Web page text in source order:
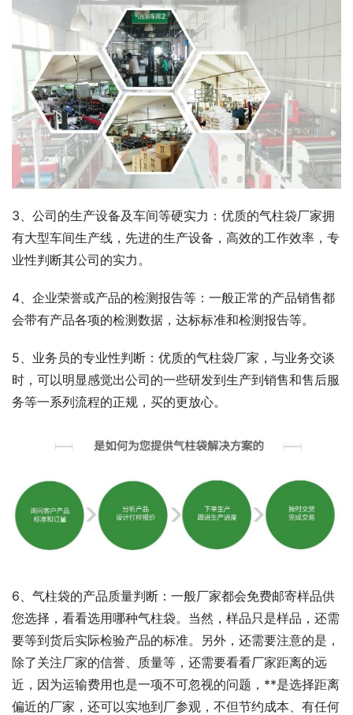
3、公司的生产设备及车间等硬实力：优质的气柱袋厂家拥
有大型车间生产线，先进的生产设备，高效的工作效率，专
业性判断其公司的实力。
4、企业荣誉或产品的检测报告等：一般正常的产品销售都
会带有产品各项的检测数据，达标标准和检测报告等。
5、业务员的专业性判断：优质的气柱袋厂家，与业务交谈
时，可以明显感觉出公司的一些研发到生产到销售和售后服
务等一系列流程的正规，买的更放心。
6、气柱袋的产品质量判断：一般厂家都会免费邮寄样品供
您选择，看看选用哪种气柱袋。当然，样品只是样品，还需
要等到货后实际检验产品的标准。另外，还需要注意的是，
除了关注厂家的信誉、质量等，还需要看看厂家距离的远
近，因为运输费用也是一项不可忽视的问题，**是选择距离
偏近的厂家，还可以实地到厂参观，不但节约成本、有任何